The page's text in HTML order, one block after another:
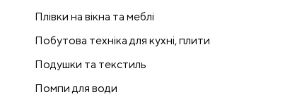
Плівки на вікна та меблі
Побутова техніка для кухні, плити
Подушки та текстиль
Помпи для води